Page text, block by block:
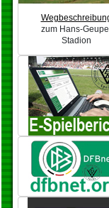
zum Hans-
Stadion